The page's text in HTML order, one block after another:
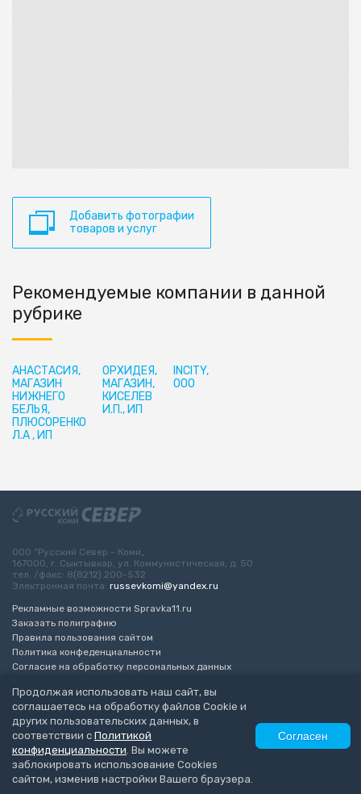
Добавить фотографии
товаров и услуг
Рекомендуемые компании в данной
рубрике
АНАСТАСИЯ,
МАГАЗИН
НИЖНЕГО
БЕЛЬЯ,
ПЛЮСОРЕНКО
Л.А , ИП
ОРХИДЕЯ,
МАГАЗИН,
КИСЕЛЕВ
И.П., ИП
INCITY,
ООО
Продолжая использовать наш сайт, вы
соглашаетесь на обработку файлов Cookie и
других пользовательских данных, в
соответствии с Политикой
конфиденциальности. Вы можете
заблокировать использование Cookies
сайтом, изменив настройки Вашего браузера.
Согласен
ООО “Русский Север - Коми„
167000, г. Сыктывкар, ул. Коммунистическая, д. 50
тел. /факс: 8(8212) 200-532
Электронная почта: russevkomi@yandex.ru
Рекламные возможности Spravka11.ru
Заказать полиграфию
Правила пользования сайтом
Политика конфеденциальности
Согласие на обработку персональных данных
Разработка сайта“ЭкспертБизнесГрупп”
© 2010-2026 Русский Север - Коми